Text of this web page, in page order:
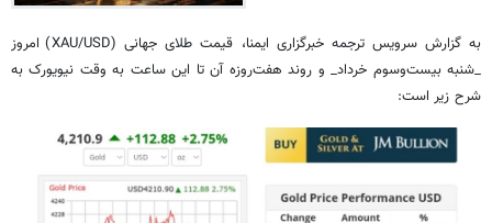
به گزارش سرویس ترجمه خبرگزاری ایمنا، قیمت طلای جهانی (XAU/USD) امروز
_شنبه بیست‌وسوم خرداد_ و روند هفت‌روزه آن تا این ساعت به وقت نیویورک به
شرح زیر است: